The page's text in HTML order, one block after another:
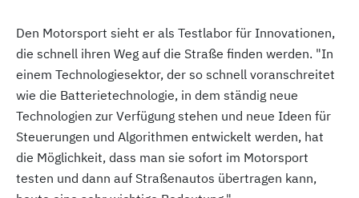
Den Motorsport sieht er als Testlabor für Innovationen,
die schnell ihren Weg auf die Straße finden werden. "In
einem Technologiesektor, der so schnell voranschreitet
wie die Batterietechnologie, in dem ständig neue
Technologien zur Verfügung stehen und neue Ideen für
Steuerungen und Algorithmen entwickelt werden, hat
die Möglichkeit, dass man sie sofort im Motorsport
testen und dann auf Straßenautos übertragen kann,